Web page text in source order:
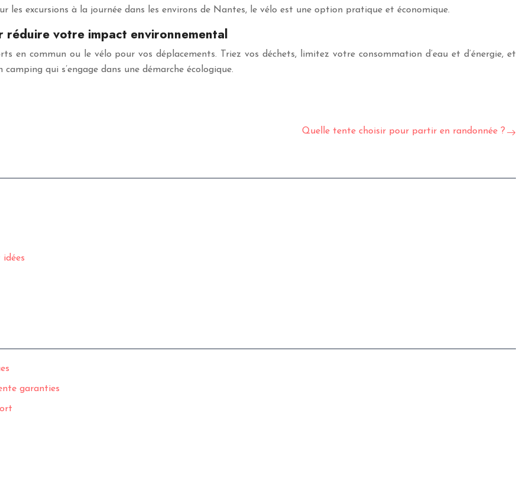
les excursions à la journée dans les environs de Nantes, le vélo est une option pratique et économique.
réduire votre impact environnemental
en commun ou le vélo pour vos déplacements. Triez vos déchets, limitez votre consommation d’eau et d’énergie, et
qui s’engage dans une démarche écologique.
Quelle tente choisir pour partir en randonnée ?
garanties